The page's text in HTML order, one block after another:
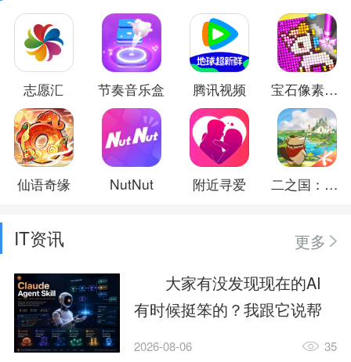
志愿汇 节奏音乐盒 腾讯视频 宝石像素涂色
仙语奇缘 NutNut 附近寻爱 二之国：交错世界
IT资讯
更多
大家有没发现现在的AI
有时候挺笨的？我跟它说帮
我订个明天早上的闹钟，它
2026-08-06 35